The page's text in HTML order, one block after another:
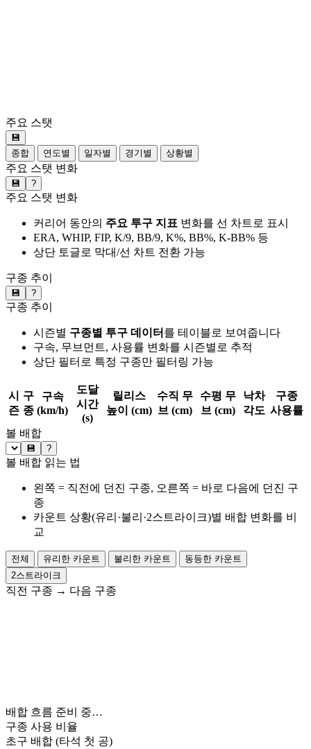
주요 스탯
💾
종합
연도별 일자별 경기별 상황별
주요 스탯 변화
💾 ?
주요 스탯 변화
커리어 동안의 주요 투구 지표 변화를 선 차트로 표시
ERA, WHIP, FIP, K/9, BB/9, K%, BB%, K-BB% 등
상단 토글로 막대/선 차트 전환 가능
구종 추이
💾 ?
구종 추이
시즌별 구종별 투구 데이터 를 테이블로 보여줍니다
구속, 무브먼트, 사용률 변화를 시즌별로 추적
상단 필터로 특정 구종만 필터링 가능
시
즌
구
종
구속
(km/h)
도달
시간
(s)
릴리스
높이 (cm)
수직 무
브 (cm)
수평 무
브 (cm)
낙차
각도
구종
사용률
볼 배합
💾 ?
볼 배합 읽는 법
왼쪽 = 직전에 던진 구종, 오른쪽 = 바로 다음에 던진 구
종
카운트 상황(유리·불리·2스트라이크)별 배합 변화를 비
교
전체 유리한 카운트 불리한 카운트
동등한 카운트
2스트라이크
직전 구종 → 다음 구종
배합 흐름 준비 중…
구종 사용 비율
초구 배합 (타석 첫 공)